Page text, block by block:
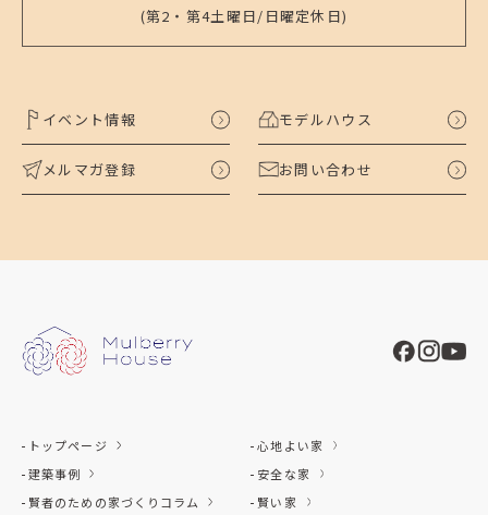
(第2・第4土曜日/日曜定休日)
イベント情報 モデルハウス
メルマガ登録 お問い合わせ
トップページ
建築事例
賢者のための家づくりコラム
心地よい家
安全な家
賢い家